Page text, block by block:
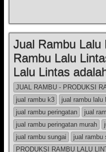
Jual Rambu Lalu
Rambu Lalu
Lalu Lintas
JUAL RAMBU - PRODUKSI
jual rambu k3
jual rambu lalu
jual rambu peringatan
jual
jual rambu peringatan murah
jual rambu sungai
jual rambu
PRODUKSI RAMBU LALU